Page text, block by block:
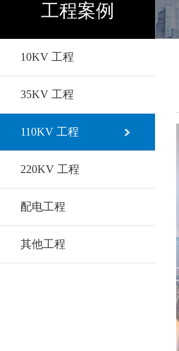
工程案例
10KV 工程
35KV 工程
110KV 工程
220KV 工程
配电工程
其他工程